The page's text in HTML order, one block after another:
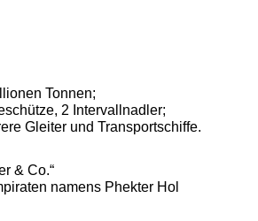
Tonnen;
2 Intervallnadler;
Gleiter und Transportschiffe.
& Co.“
namens Phekter Hol